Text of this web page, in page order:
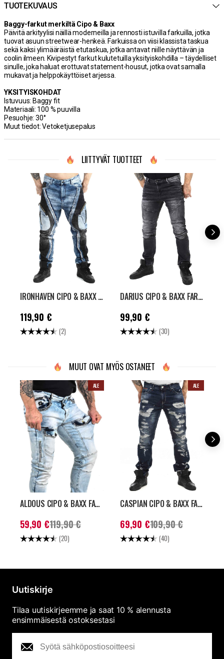
TUOTEKUVAUS
Baggy-farkut merkiltä Cipo & Baxx
Päivitä arkityylisi näillä moderneilla ja rennosti istuvilla farkuilla, jotka
tuovat asuun streetwear-henkeä. Farkuissa on viisi klassista taskua
sekä kaksi ylimääräistä etutaskua, jotka antavat niille näyttävän ja
coolin ilmeen. Kivipestyt farkut kulutetuilla yksityiskohdilla – täydelliset
sinulle, joka haluat erottuvat statement-housut, jotka ovat samalla
mukavat ja helppokäyttöiset arjessa.
YKSITYISKOHDAT
Istuvuus: Baggy fit
Materiaali: 100 % puuvilla
Pesuohje: 30°
Muut tiedot: Vetoketjusepalus
LIITTYVÄT TUOTTEET
IRONHAVEN CIPO & BAXX FARKUT - SININEN
Hinta:119,90 €
119,90 €
Arvio: (2) 4.5 5:sta tähdestä
DARIUS CIPO & BAXX FARKUT - TUMMANHARMAA
Hinta:99,90 €
99,90 €
Arvio: (30)
MUUT OVAT MYÖS OSTANEET
ALE
ALDOUS CIPO & BAXX FARKUT - VAALEANSININEN
Nykyinen hinta:
59,90 € Aiempi hinta
119,90 €
59,90 €119,90 €
Arvio: (20) 4.8 5:sta tähdestä
ALE
CASPIAN CIPO & BAXX FARKUT - TUMMANSININEN
Nykyinen hinta:
69,90 € Aiempi hinta
109,90 €
69,90 €109,90 €
Arvio: (40)
Uutiskirje
Tilaa uutiskirjeemme ja saat 10 % alennusta
ensimmäisestä ostoksestasi